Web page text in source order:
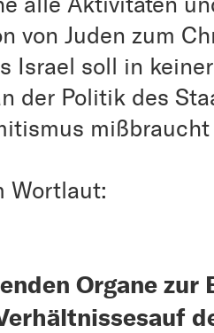
von Juden zum
Israel soll in
der Politik des
mißbraucht
Wortlaut:
Organe zur